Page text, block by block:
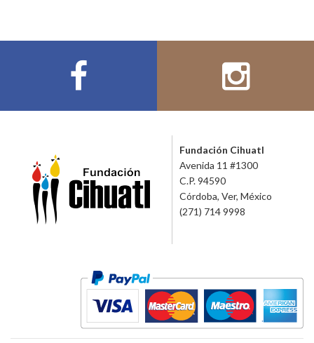
Fundación Cihuatl
Avenida 11 #1300
C.P. 94590
Córdoba, Ver, México
(271) 714 9998